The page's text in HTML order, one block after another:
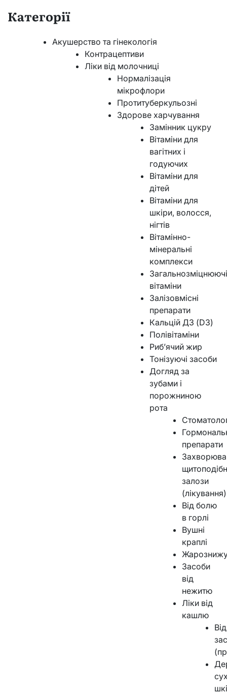
Категорії
Акушерство та гінекологія
Контрацептиви
Ліки від молочниці
Нормалізація
мікрофлори
Протитуберкульозні
Здорове харчування
Замінник цукру
Вітаміни для
вагітних і
годуючих
Вітаміни для
дітей
Вітаміни для
шкіри, волосся,
нігтів
Вітамінно-
мінеральні
комплекси
Загальнозміцнюючі
вітаміни
Залізовмісні
препарати
Кальцій Д3 (D3)
Полівітаміни
Риб’ячий жир
Тонізуючі засоби
Догляд за
зубами і
порожниною
рота
препарати
залози
(лікування)
Від болю
в горлі
Вушні
краплі
Засоби
від
нежитю
Ліки від
кашлю